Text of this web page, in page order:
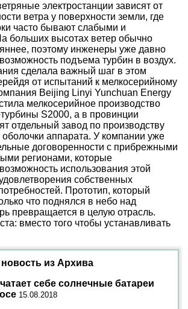
электростанции зависят от
ветра у поверхности земли, где
часто бывают слабыми и
больших высотах ветер обычно
поэтому инженеры уже давно
подъема турбин в воздух.
сделала важный шаг в этом
от испытаний к мелкосерийному
Beijing Linyi Yunchuan Energy
мелкосерийное производство
S2000, а в провинции
отдельный завод по производству
аппарата. У компании уже
договоренности с прибрежными
регионами, которые
использования этой
собственных
Прототип, который
что поднялся в небо над
превращается в целую отрасль.
вместо того чтобы устанавливать
из Архива
себе солнечные батареи
15.08.2018